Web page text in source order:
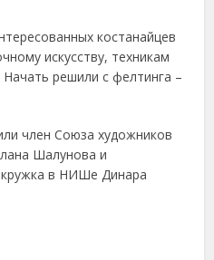
костанайцев
искусству, техникам
решили с фелтинга –
член Союза художников
Шалунова и
кружка в НИШе Динара